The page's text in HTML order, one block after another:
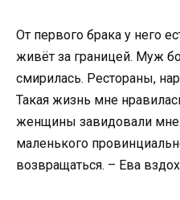
От первого брака у него
живёт за границей. Муж
смирилась. Рестораны,
Такая жизнь мне
женщины завидовали
маленького
возвращаться. – Ева